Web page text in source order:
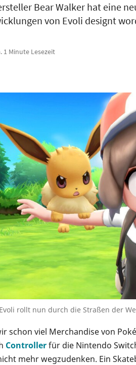
Bear Walker hat eine
von Evoli designt
1 Minute Lesezeit
rollt nun durch die Straßen der
schon viel Merchandise von
Controllerfür die Nintendo
mehr wegzudenken. Ein